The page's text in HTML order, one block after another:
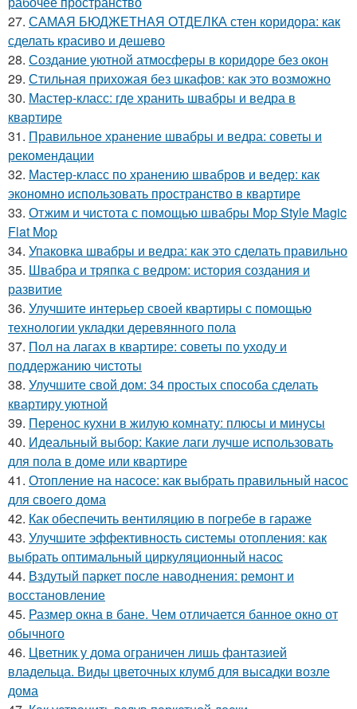
27. САМАЯ БЮДЖЕТНАЯ ОТДЕЛКА стен коридора: как
сделать красиво и дешево
28. Создание уютной атмосферы в коридоре без окон
29. Стильная прихожая без шкафов: как это возможно
30. Мастер-класс: где хранить швабры и ведра в
квартире
31. Правильное хранение швабры и ведра: советы и
рекомендации
32. Мастер-класс по хранению швабров и ведер: как
экономно использовать пространство в квартире
33. Отжим и чистота с помощью швабры Mop Style Magic
Flat Mop
34. Упаковка швабры и ведра: как это сделать правильно
35. Швабра и тряпка с ведром: история создания и
развитие
36. Улучшите интерьер своей квартиры с помощью
технологии укладки деревянного пола
37. Пол на лагах в квартире: советы по уходу и
поддержанию чистоты
38. Улучшите свой дом: 34 простых способа сделать
квартиру уютной
39. Перенос кухни в жилую комнату: плюсы и минусы
40. Идеальный выбор: Какие лаги лучше использовать
для пола в доме или квартире
41. Отопление на насосе: как выбрать правильный насос
для своего дома
42. Как обеспечить вентиляцию в погребе в гараже
43. Улучшите эффективность системы отопления: как
выбрать оптимальный циркуляционный насос
44. Вздутый паркет после наводнения: ремонт и
восстановление
45. Размер окна в бане. Чем отличается банное окно от
обычного
46. Цветник у дома ограничен лишь фантазией
владельца. Виды цветочных клумб для высадки возле
дома